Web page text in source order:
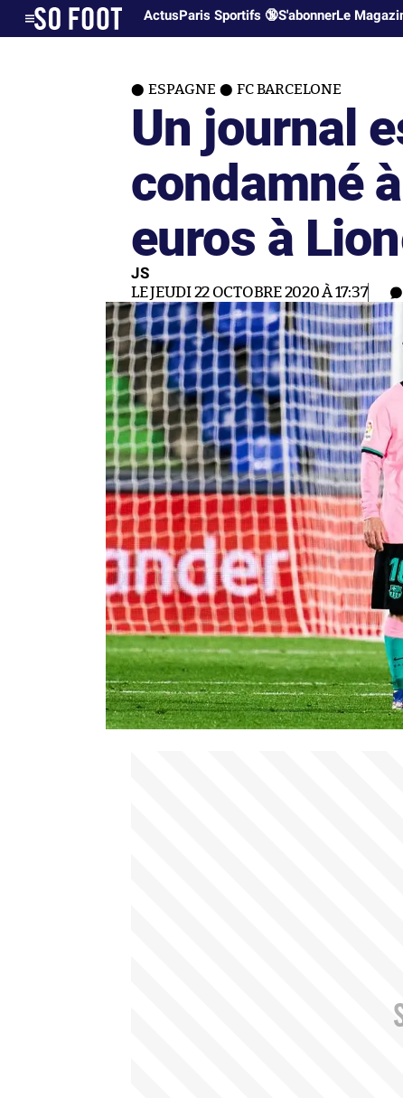
ActusParis Sportifs 🔞S'abonnerLe
ESPAGNE FC BARCELONE
Un journal
condamné
euros à
JS
LE JEUDI 22 OCTOBRE 2020 À 17:37